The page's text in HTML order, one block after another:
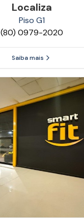
Localiza
Piso G1
(80) 0979-2020
Saiba mais